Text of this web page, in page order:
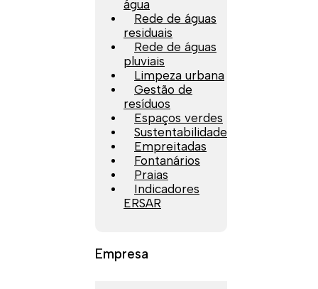
água
Rede de águas
residuais
Rede de águas
pluviais
Limpeza urbana
Gestão de
resíduos
Espaços verdes
Sustentabilidade
Empreitadas
Fontanários
Praias
Indicadores
ERSAR
Empresa